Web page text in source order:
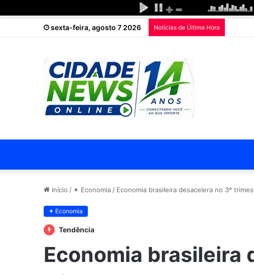
sexta-feira, agosto 7 2026 Notícias de Última Hora
Início / ✦ Economia / Economia brasileira desacelera no 3º
✦ Economia
Tendência
Economia brasileira